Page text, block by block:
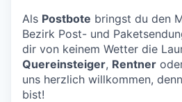
Als Postbote bringst du den
Bezirk Post- und
dir von keinem Wetter die
Quereinsteiger, Rentner
uns herzlich willkommen,
bist!